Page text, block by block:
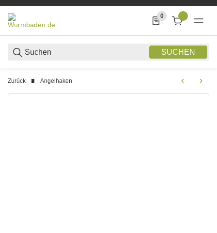
SUCHEN
0
0 Produkte in der
Zurück Angelhaken